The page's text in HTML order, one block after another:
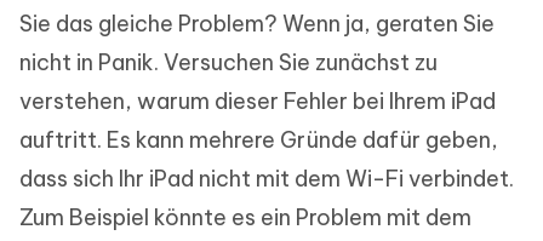
Sie das gleiche Problem? Wenn ja, geraten Sie
nicht in Panik. Versuchen Sie zunächst zu
verstehen, warum dieser Fehler bei Ihrem iPad
auftritt. Es kann mehrere Gründe dafür geben,
dass sich Ihr iPad nicht mit dem Wi-Fi verbindet.
Zum Beispiel könnte es ein Problem mit dem